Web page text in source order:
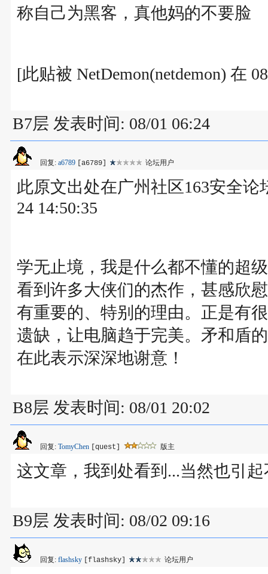
称自己为黑客，真他妈的不要脸
[此贴被 NetDemon(netdemon) 在
B7层 发表时间: 08/01 06:24
回复: a6789 [a6789] 论坛用户
此原文出处在广州社区163安全论
24 14:50:35
学无止境，我是什么都不懂的超
看到许多大侠们的杰作，甚感欣
有重要的、特别的理由。正是有
遗缺，让电脑趋于完美。矛和盾
在此表示深深地谢意！
B8层 发表时间: 08/01 20:02
回复: TomyChen [quest] 版主
这文章，我到处看到...当然也引
B9层 发表时间: 08/02 09:16
回复: flashsky [flashsky] 论坛用户